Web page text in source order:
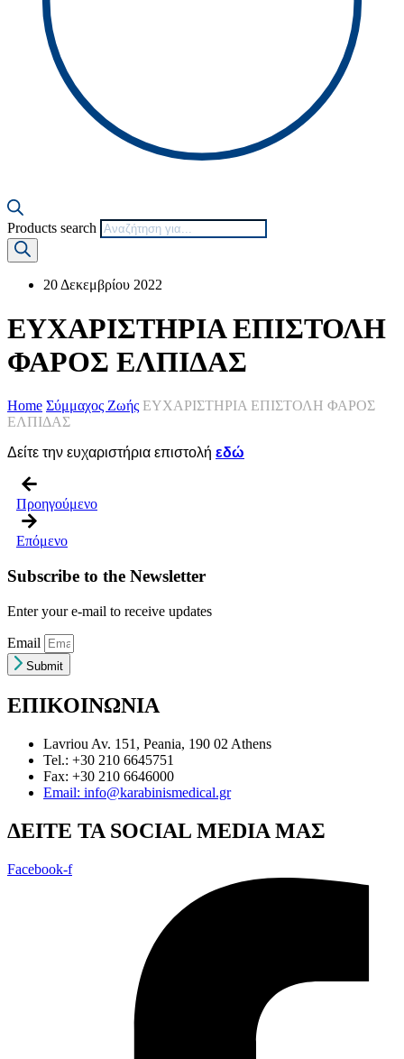
Products search
20 Δεκεμβρίου 2022
ΕΥΧΑΡΙΣΤΗΡΙΑ ΕΠΙΣΤΟΛΗ
ΦΑΡΟΣ ΕΛΠΙΔΑΣ
Home Σύμμαχος Ζωής ΕΥΧΑΡΙΣΤΗΡΙΑ ΕΠΙΣΤΟΛΗ ΦΑΡΟΣ
ΕΛΠΙΔΑΣ
Δείτε την ευχαριστήρια επιστολή εδώ
Προηγούμενο
Επόμενο
Subscribe to the Newsletter
Enter your e-mail to receive updates
Email
Submit
ΕΠΙΚΟΙΝΩΝΙΑ
Lavriou Av. 151, Peania, 190 02 Athens
Tel.: +30 210 6645751
Fax: +30 210 6646000
Email: info@karabinismedical.gr
ΔEITE TA SOCIAL MEDIA ΜΑΣ
Facebook-f